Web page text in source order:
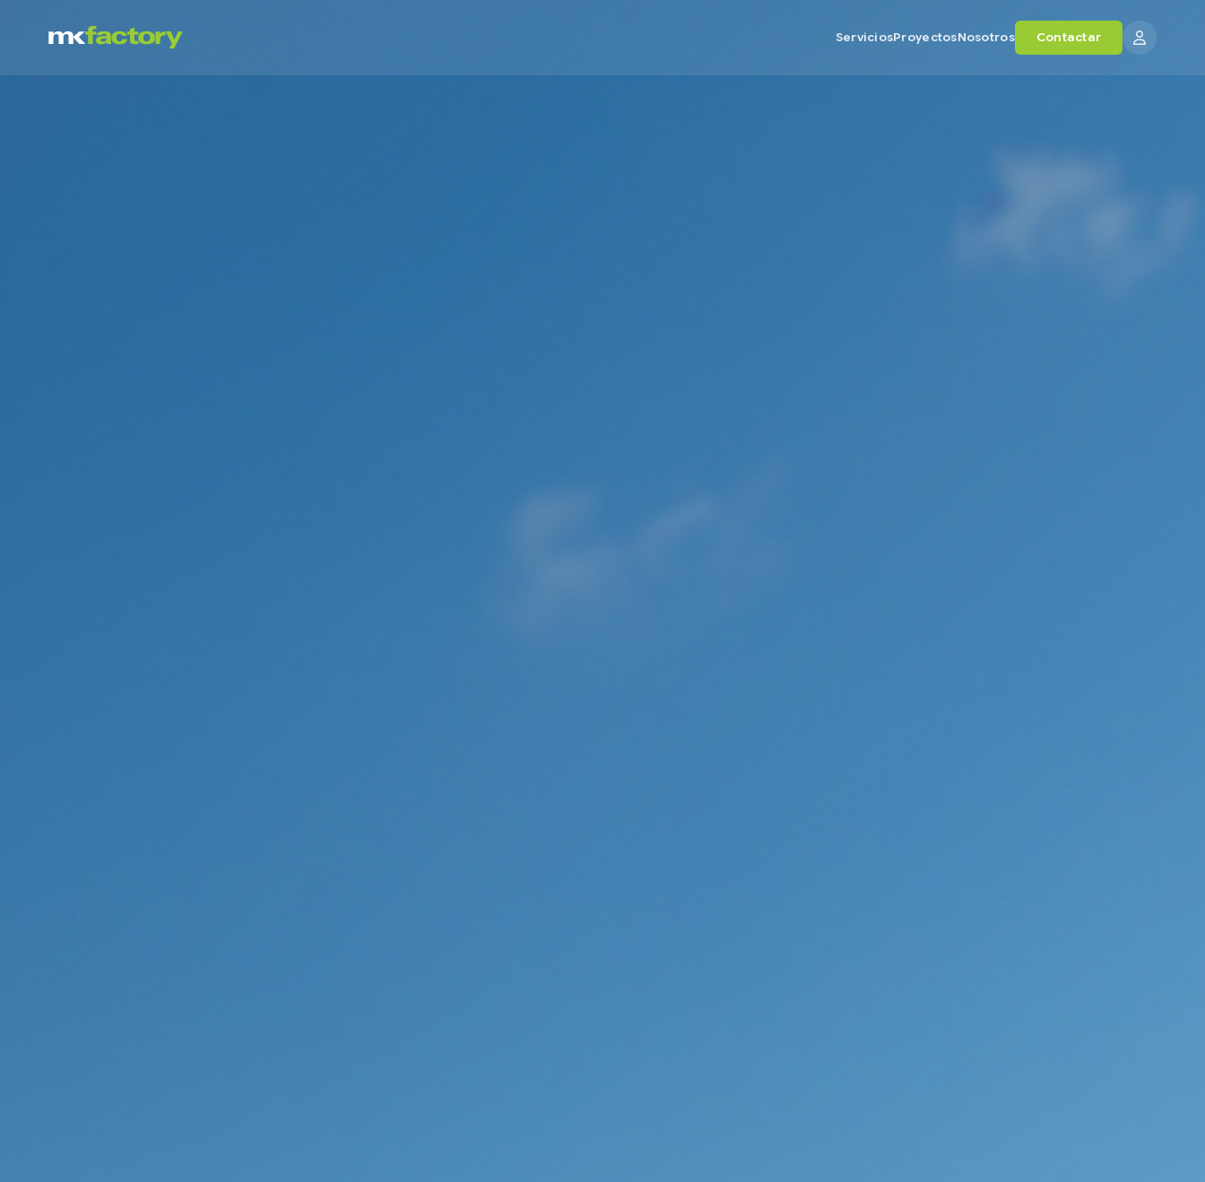
ServiciosProyectosNosotros Contactar